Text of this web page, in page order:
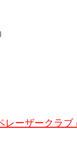
レーザークラ